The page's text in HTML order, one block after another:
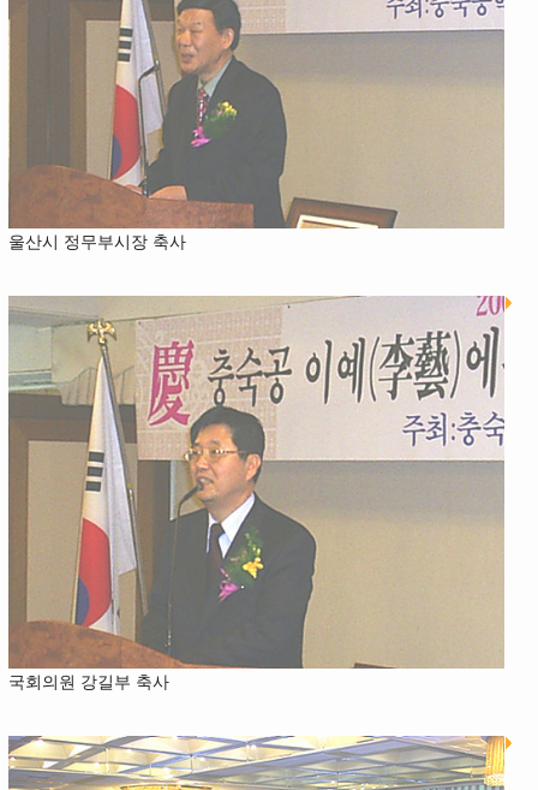
울산시 정무부시장 축사
국회의원 강길부 축사